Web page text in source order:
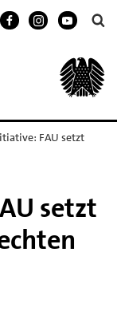
FAU setzt
setzt